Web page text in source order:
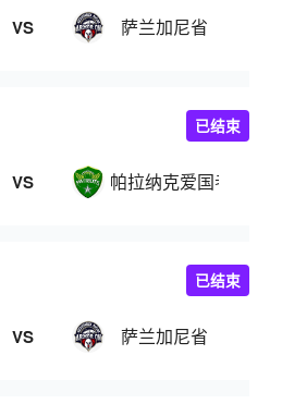
VS 萨兰加尼省
VS 帕拉纳克爱国者
已结束
VS 萨兰加尼省
已结束